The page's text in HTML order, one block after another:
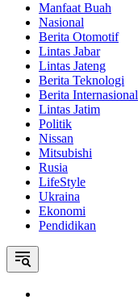
Manfaat Buah
Nasional
Berita Otomotif
Lintas Jabar
Lintas Jateng
Berita Teknologi
Berita Internasional
Lintas Jatim
Politik
Nissan
Mitsubishi
Rusia
LifeStyle
Ukraina
Ekonomi
Pendidikan